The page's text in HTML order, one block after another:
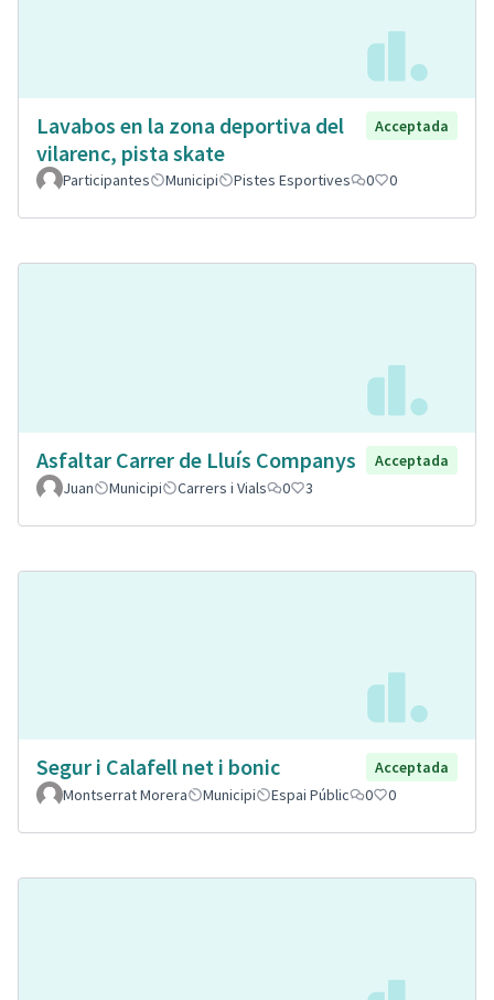
Lavabos en la zona deportiva del
vilarenc, pista skate
Acceptada
Participantes Municipi Pistes Esportives 0 0
Asfaltar Carrer de Lluís Companys
Acceptada
Juan
Municipi Carrers i Vials 0 3
Segur i Calafell net i bonic
Acceptada
Montserrat Morera
Municipi Espai Públic 0 0